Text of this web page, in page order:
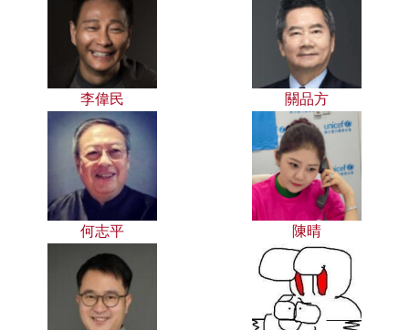
李偉民 關品方
何志平 陳晴